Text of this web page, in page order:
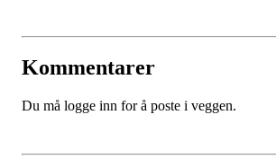
Kommentarer
Du må logge inn for å poste i veggen.